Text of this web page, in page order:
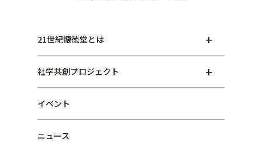
21世紀懐徳堂とは
社学共創プロジェクト
イベント
ニュース